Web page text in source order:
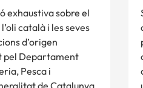
exhaustiva sobre el
català i les seves
d’origen
pel Departament
Pesca i
de Catalunya.